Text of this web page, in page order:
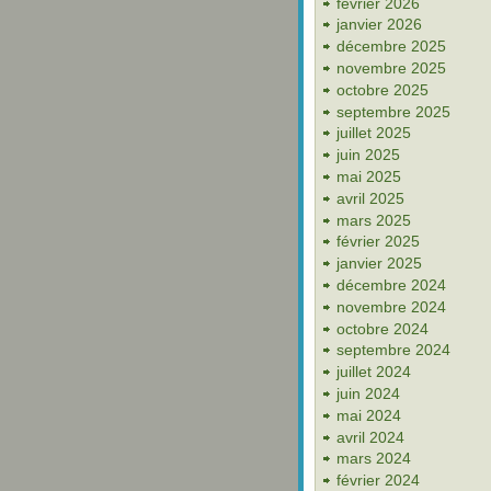
janvier 2026
décembre 2025
novembre 2025
octobre 2025
septembre 2025
juillet 2025
juin 2025
mai 2025
avril 2025
mars 2025
février 2025
janvier 2025
décembre 2024
novembre 2024
octobre 2024
septembre 2024
juillet 2024
juin 2024
mai 2024
avril 2024
mars 2024
février 2024